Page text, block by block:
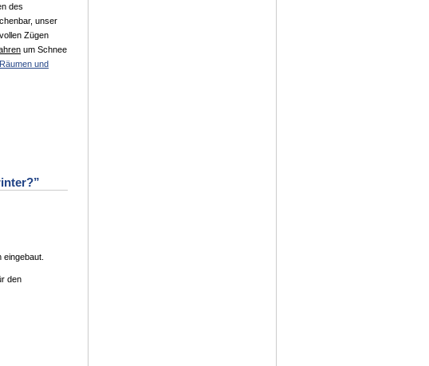
des
unser
Zügen
um Schnee
Räumen und
den